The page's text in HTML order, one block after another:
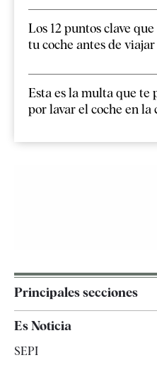
Los 12 puntos clave
tu coche antes de viajar
Esta es la multa que te
por lavar el coche en la
Principales secciones
España
Es Noticia
SEPI